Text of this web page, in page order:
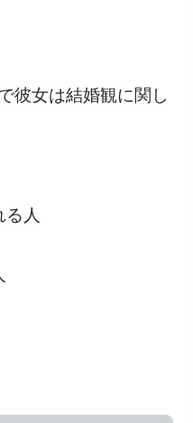
彼女は結婚観に関し
人